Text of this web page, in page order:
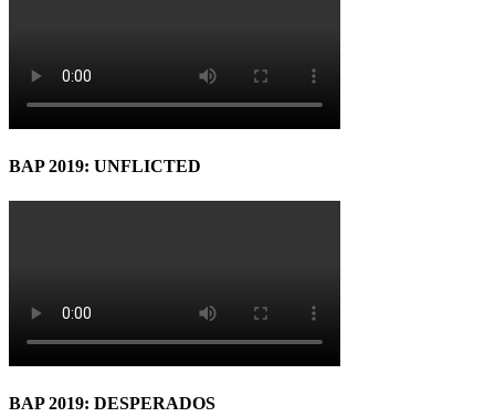
BAP 2019: UNFLICTED
BAP 2019: DESPERADOS